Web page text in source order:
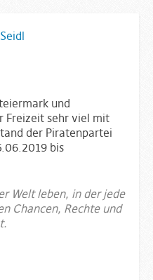
und
Freizeit sehr viel mit
der Piratenpartei
bis
Welt leben, in der jede
Chancen, Rechte und